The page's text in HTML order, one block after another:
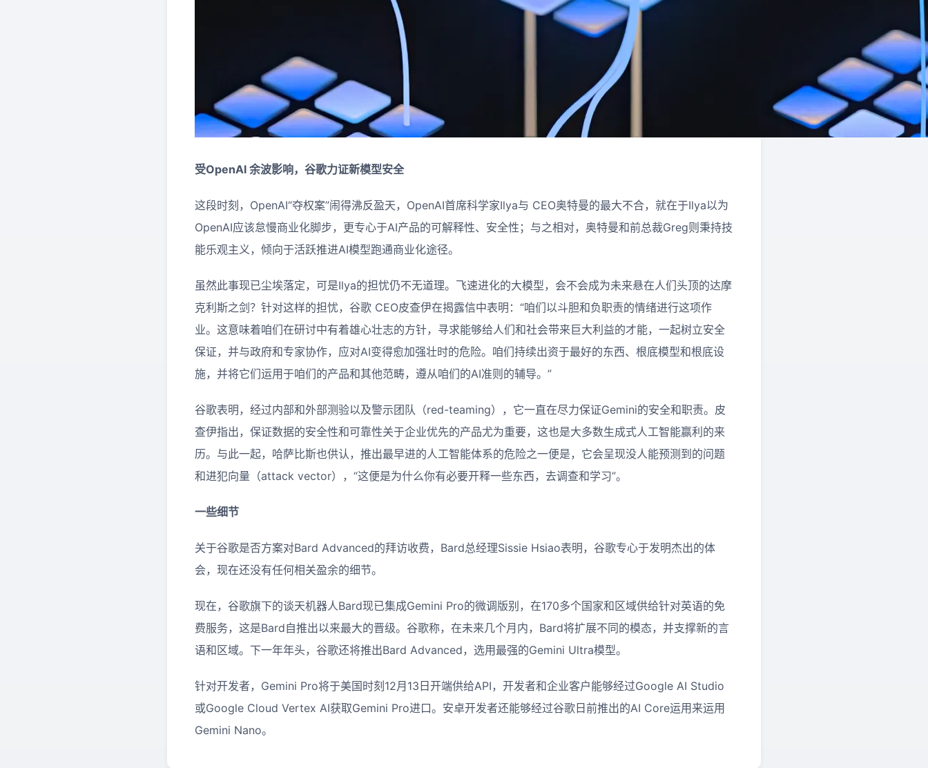
受OpenAI 余波影响，谷歌力证新模型安全
这段时刻，OpenAI“夺权案”闹得沸反盈天，OpenAI首席科学家Ilya与 CEO奥特曼的最大不合，就在于Ilya以为
OpenAI应该怠慢商业化脚步，更专心于AI产品的可解释性、安全性；与之相对，奥特曼和前总裁Greg则秉持技
能乐观主义，倾向于活跃推进AI模型跑通商业化途径。
虽然此事现已尘埃落定，可是Ilya的担忧仍不无道理。飞速进化的大模型，会不会成为未来悬在人们头顶的达摩
克利斯之剑？针对这样的担忧，谷歌 CEO皮查伊在揭露信中表明：“咱们以斗胆和负职责的情绪进行这项作
业。这意味着咱们在研讨中有着雄心壮志的方针，寻求能够给人们和社会带来巨大利益的才能，一起树立安全
保证，并与政府和专家协作，应对AI变得愈加强壮时的危险。咱们持续出资于最好的东西、根底模型和根底设
施，并将它们运用于咱们的产品和其他范畴，遵从咱们的AI准则的辅导。”
谷歌表明，经过内部和外部测验以及警示团队（red-teaming），它一直在尽力保证Gemini的安全和职责。皮
查伊指出，保证数据的安全性和可靠性关于企业优先的产品尤为重要，这也是大多数生成式人工智能赢利的来
历。与此一起，哈萨比斯也供认，推出最早进的人工智能体系的危险之一便是，它会呈现没人能预测到的问题
和进犯向量（attack vector），“这便是为什么你有必要开释一些东西，去调查和学习”。
一些细节
关于谷歌是否方案对Bard Advanced的拜访收费，Bard总经理Sissie Hsiao表明，谷歌专心于发明杰出的体
会，现在还没有任何相关盈余的细节。
现在，谷歌旗下的谈天机器人Bard现已集成Gemini Pro的微调版别，在170多个国家和区域供给针对英语的免
费服务，这是Bard自推出以来最大的晋级。谷歌称，在未来几个月内，Bard将扩展不同的模态，并支撑新的言
语和区域。下一年年头，谷歌还将推出Bard Advanced，选用最强的Gemini Ultra模型。
针对开发者，Gemini Pro将于美国时刻12月13日开端供给API，开发者和企业客户能够经过Google AI Studio
或Google Cloud Vertex AI获取Gemini Pro进口。安卓开发者还能够经过谷歌日前推出的AI Core运用来运用
Gemini Nano。